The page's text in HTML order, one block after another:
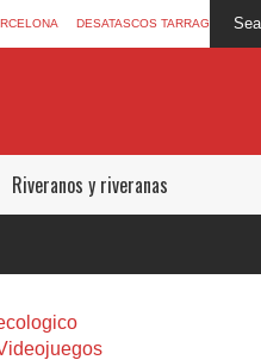
DESATASCOS TARRAGONA
Riveranos y riveranas